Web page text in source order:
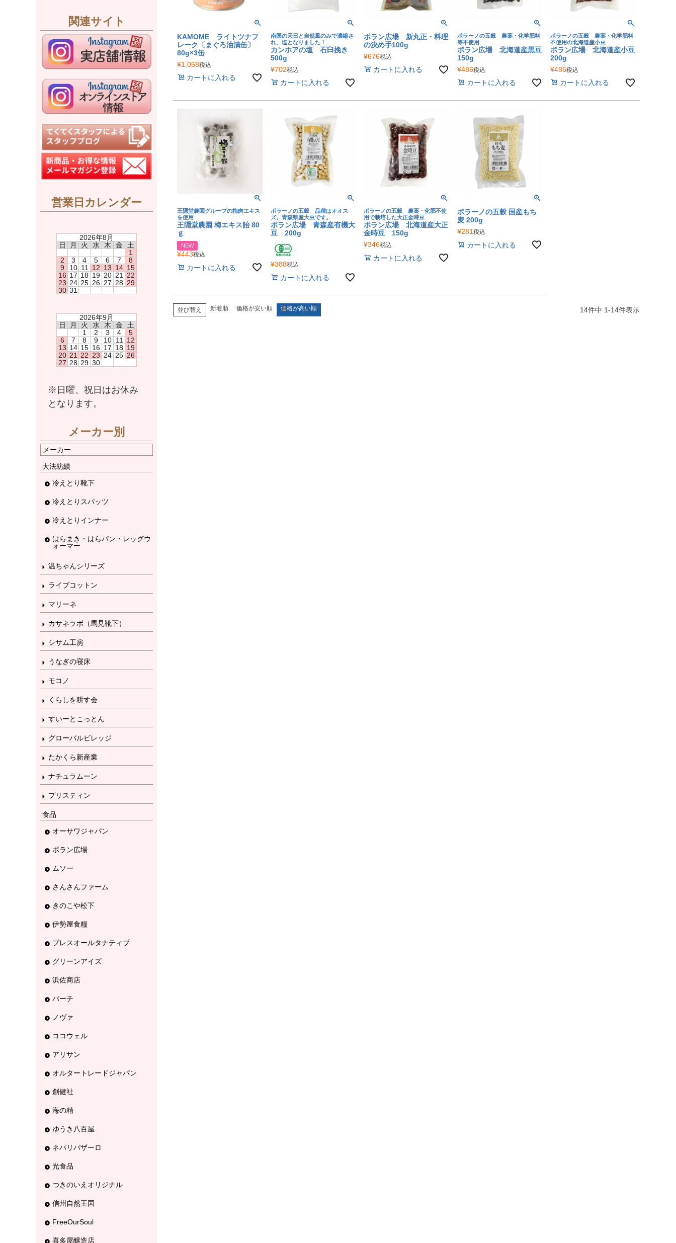
関連サイト
営業日カレンダー
2026年8月
日
月 火 水 木 金
土
1
2
3 4 5 6 7
8
9
10 11 12 13 14 15
16 17 18 19 20 21 22
23 24 25 26 27 28 29
30 31
2026年9月
日
月 火 水 木 金
土
1
2 3 4
5
6
7 8 9 10 11 12
13 14 15 16 17 18 19
20 21 22 23 24 25 26
27 28 29 30
※日曜、祝日はお休み
となります。
メーカー別
メーカー
大法紡績
冷えとり靴下
冷えとりスパッツ
冷えとりインナー
はらまき・はらパン・レッグウ
ォーマー
温ちゃんシリーズ
ライブコットン
マリーネ
カサネラボ（馬見靴下）
シサム工房
うなぎの寝床
モコノ
くらしを耕す会
すいーとこっとん
グローバルビレッジ
たかくら新産業
ナチュラムーン
プリスティン
食品
オーサワジャパン
ポラン広場
ムソー
さんさんファーム
きのこや松下
伊勢屋食糧
プレスオールタナティブ
グリーンアイズ
浜佐商店
バーチ
ノヴァ
ココウェル
アリサン
オルタートレードジャパン
創健社
海の精
ゆうき八百屋
ネパリバザーロ
光食品
つきのいえオリジナル
信州自然王国
FreeOurSoul
喜多屋醸造店
KAMOME ライトツナフ
レーク〔まぐろ油漬缶〕
80g×3缶
¥1,058税込
カートに入れる
南国の天日と自然風のみで濃縮さ
れ、塩となりました！
カンホアの塩 石臼挽き
500g
¥702税込
カートに入れる
ポラン広場 新丸正・料理
の決め手100g
¥676税込
カートに入れる
ポラーノの五穀 農薬・化学肥料
等不使用
ポラン広場 北海道産黒豆
150g
¥486税込
カートに入れる
ポラーノの五穀 農薬・化学肥料
不使用の北海道産小豆
ポラン広場 北海道産小豆
200g
¥486税込
カートに入れる
王隠堂農園グループの梅肉エキス
を使用
王隠堂農園 梅エキス飴 80
ｇ
NEW
¥443税込
カートに入れる
ポラーノの五穀 品種はオオス
ズ。青森県産大豆です。
ポラン広場 青森産有機大
豆 200g
¥388税込
カートに入れる
ポラーノの五穀 農薬・化肥不使
用で栽培した大正金時豆
ポラン広場 北海道産大正
金時豆 150g
¥346税込
カートに入れる
ポラーノの五穀 国産もち
麦 200g
¥281税込
カートに入れる
並び替え 新着順 価格が安い順 価格が高い順 14件中 1-14件表示